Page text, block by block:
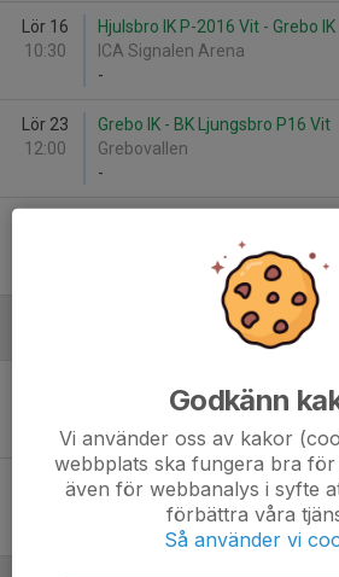
Lör 16
10:30
Hjulsbro IK P-2016 Vit - Grebo IK
ICA Signalen Arena
-
Lör 23
12:00
Grebo IK - BK Ljungsbro P16 Vit
Grebovallen
-
Grebo IK - Åtvidabergs FF P2016
Grebovallen
-
Sön 14
Kisa BK P2016 - Grebo IK
Kisa IP C-plan
Godkänn
Vi använder oss av kakor
webbplats ska fungera bra för
även för webbanalys i syfte
förbättra våra
Så använder vi